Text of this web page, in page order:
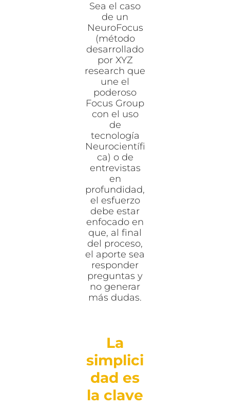
Sea el caso
de un
NeuroFocus
(método
desarrollado
por XYZ
research que
une el
poderoso
Focus Group
con el uso
de
tecnología
Neurocientífi
ca) o de
entrevistas
en
profundidad,
el esfuerzo
debe estar
enfocado en
que, al final
del proceso,
el aporte sea
responder
preguntas y
no generar
más dudas.
La
simplici
dad es
la clave